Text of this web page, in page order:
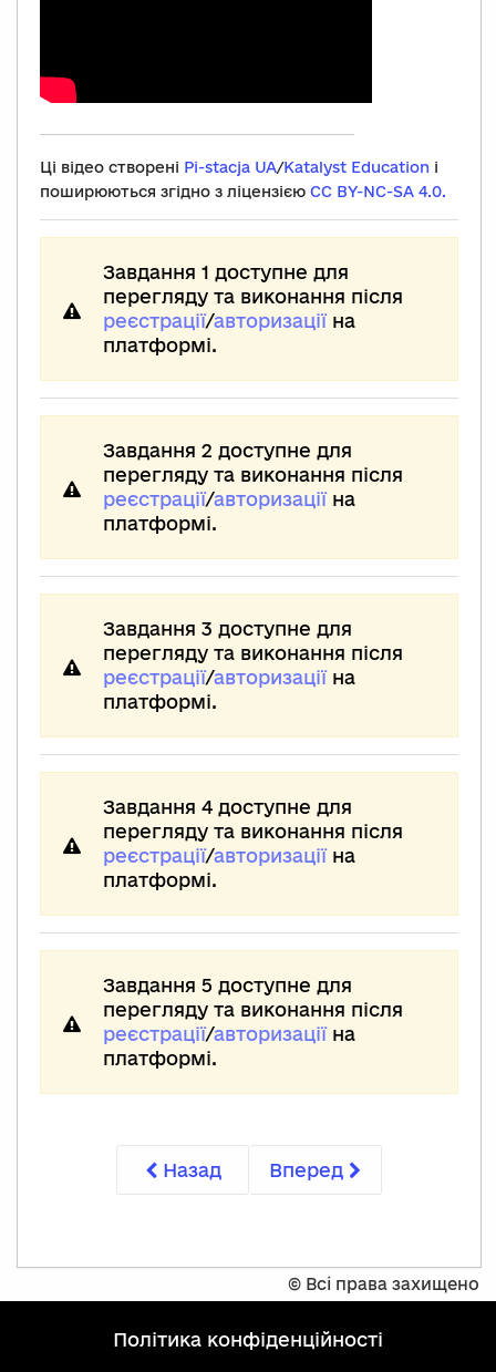
Ці відео створені Pi-stacja UA/Katalyst Education і
поширюються згідно з ліцензією CC BY-NC-SA 4.0.
Завдання 1 доступне для
перегляду та виконання після
реєстрації/авторизаціїна
платформі.
Завдання 2 доступне для
перегляду та виконання після
реєстрації/авторизаціїна
платформі.
Завдання 3 доступне для
перегляду та виконання після
реєстрації/авторизаціїна
платформі.
Завдання 4 доступне для
перегляду та виконання після
реєстрації/авторизаціїна
платформі.
Завдання 5 доступне для
перегляду та виконання після
реєстрації/авторизаціїна
платформі.
Назад Вперед
© Всі права захищено
політика конфіденційності